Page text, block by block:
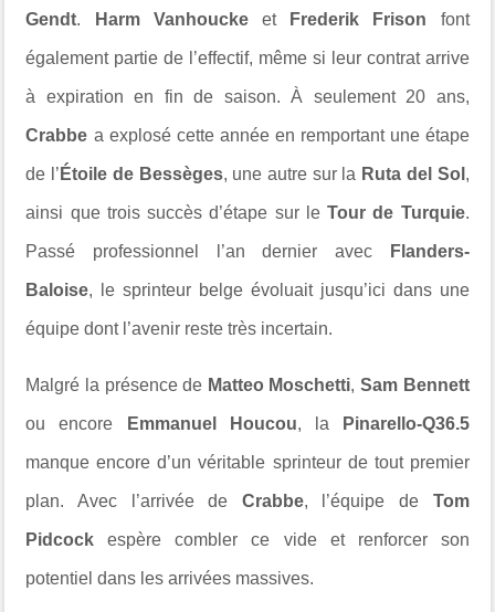
Gendt. Harm Vanhouckeet Frederik Frison font
également partie de l’effectif, même si leur contrat arrive
à expiration en fin de saison. À seulement 20 ans,
Crabbe a explosé cette année en remportant une étape
de l’ Étoile de Bessèges, une autre sur la Ruta del Sol ,
ainsi que trois succès d’étape sur leTour de Turquie.
Passé professionnel l’an dernier avec Flanders-
Baloise, le sprinteur belge évoluait jusqu’ici dans une
équipe dont l’avenir reste très incertain.
Malgré la présence de Matteo Moschetti, Sam Bennett
ou encore Emmanuel Houcou, la Pinarello-Q36.5
manque encore d’un véritable sprinteur de tout premier
plan. Avec l’arrivée de Crabbe, l’équipe de Tom
Pidcock espère combler ce vide et renforcer son
potentiel dans les arrivées massives.